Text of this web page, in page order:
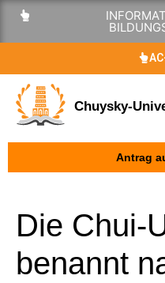
Chuysky-
Antrag
Die Chui-
benannt